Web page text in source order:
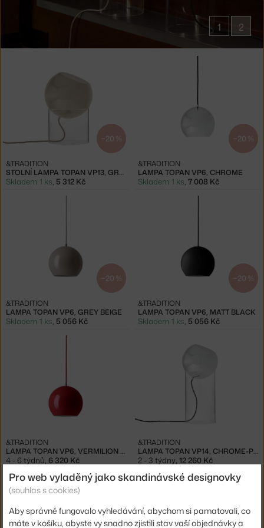
1 2
−20 %
STOLNÍ LAMPA TOPAN VP13, GREY BEIGE
&TRADITION
Skladem 1 ks 5 312 Kč
−20 %
LAMPA TOPAN VP6, CHROME
&TRADITION
Skladem 1 ks 7 008 Kč
−20 %
LAMPA TOPAN VP6, GREY BEIGE
&TRADITION
Skladem 1 ks 5 056 Kč
−20 %
LAMPA TOPAN VP6, MATT BLACK
&TRADITION
Skladem 1 ks 5 056 Kč
LAMPA TOPAN VP6, VERMILION RED
&TRADITION
4 - 6 týdnů, 6 320 Kč
LAMPA TOPAN VP14, CHROME-PLATED
&TRADITION
2 - 3 týdny, 12 260 Kč
Pro web vyladěný jako skandinávské designovky
(souhlas s cookies)
Aby správně fungovalo vyhledávání, abychom si pamatovali, co
máte v košíku, abyste vy snadno zjistili stav vaší objednávky a